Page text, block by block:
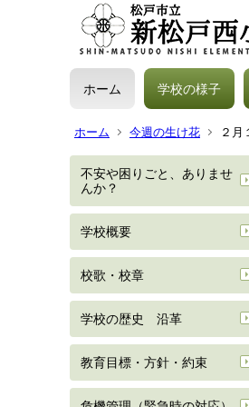
ホーム 学校の様子
ホーム 今週の生け花 ２
不安や困りごと、ありませ
んか？
学校概要
校歌・校章
学校の歴史 沿革
教育目標・方針・約束